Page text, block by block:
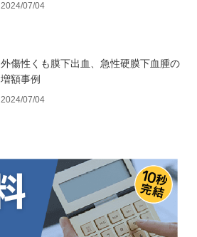
2024/07/04
外傷性くも膜下出血、急性硬膜下血腫の
増額事例
2024/07/04